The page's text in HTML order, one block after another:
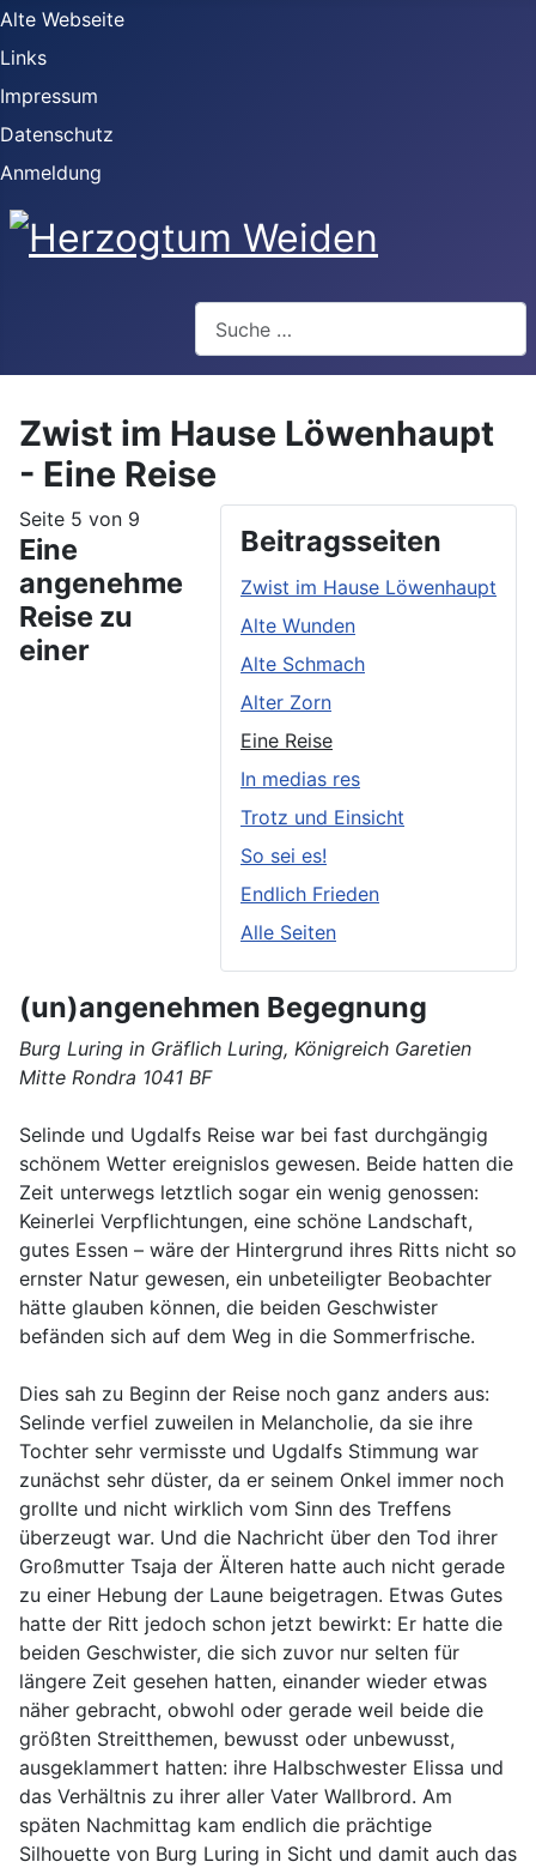
Alte Webseite
Links
Impressum
Datenschutz
Anmeldung
Zwist im Hause Löwenhaupt
- Eine Reise
Beitragsseiten
Zwist im Hause Löwenhaupt
Alte Wunden
Alte Schmach
Alter Zorn
Eine Reise
In medias res
Trotz und Einsicht
So sei es!
Endlich Frieden
Alle Seiten
Seite 5 von 9
Eine
angenehme
Reise zu
einer
(un)angenehmen Begegnung
Burg Luring in Gräflich Luring, Königreich Garetien
Mitte Rondra 1041 BF
Selinde und Ugdalfs Reise war bei fast durchgängig
schönem Wetter ereignislos gewesen. Beide hatten die
Zeit unterwegs letztlich sogar ein wenig genossen:
Keinerlei Verpflichtungen, eine schöne Landschaft,
gutes Essen – wäre der Hintergrund ihres Ritts nicht so
ernster Natur gewesen, ein unbeteiligter Beobachter
hätte glauben können, die beiden Geschwister
befänden sich auf dem Weg in die Sommerfrische.
Dies sah zu Beginn der Reise noch ganz anders aus:
Selinde verfiel zuweilen in Melancholie, da sie ihre
Tochter sehr vermisste und Ugdalfs Stimmung war
zunächst sehr düster, da er seinem Onkel immer noch
grollte und nicht wirklich vom Sinn des Treffens
überzeugt war. Und die Nachricht über den Tod ihrer
Großmutter Tsaja der Älteren hatte auch nicht gerade
zu einer Hebung der Laune beigetragen. Etwas Gutes
hatte der Ritt jedoch schon jetzt bewirkt: Er hatte die
beiden Geschwister, die sich zuvor nur selten für
längere Zeit gesehen hatten, einander wieder etwas
näher gebracht, obwohl oder gerade weil beide die
größten Streitthemen, bewusst oder unbewusst,
ausgeklammert hatten: ihre Halbschwester Elissa und
das Verhältnis zu ihrer aller Vater Wallbrord. Am
späten Nachmittag kam endlich die prächtige
Silhouette von Burg Luring in Sicht und damit auch das